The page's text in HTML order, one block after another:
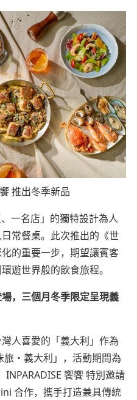
推出冬季新品
一名店」的獨特設計為人
常餐桌。此次推出的《世
的重要一步，期望讓賓客
遊世界般的飲食旅程。
，三個月冬季限定呈現義
人喜愛的「義大利」作為
・義大利」，活動期間為
饗饗 特別邀請
合作，攜手打造兼具傳統